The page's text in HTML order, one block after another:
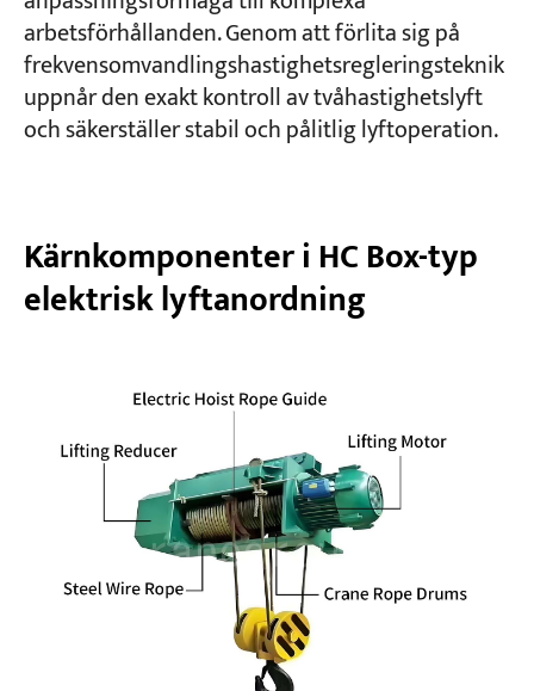
arbetsförhållanden. Genom att förlita sig på
frekvensomvandlingshastighetsregleringsteknik
uppnår den exakt kontroll av tvåhastighetslyft
och säkerställer stabil och pålitlig lyftoperation.
Kärnkomponenter i HC Box-typ
elektrisk lyftanordning